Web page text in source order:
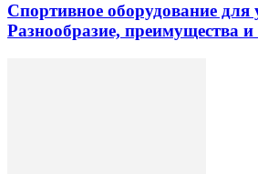
Спортивное оборудование для
Разнообразие, преимущества